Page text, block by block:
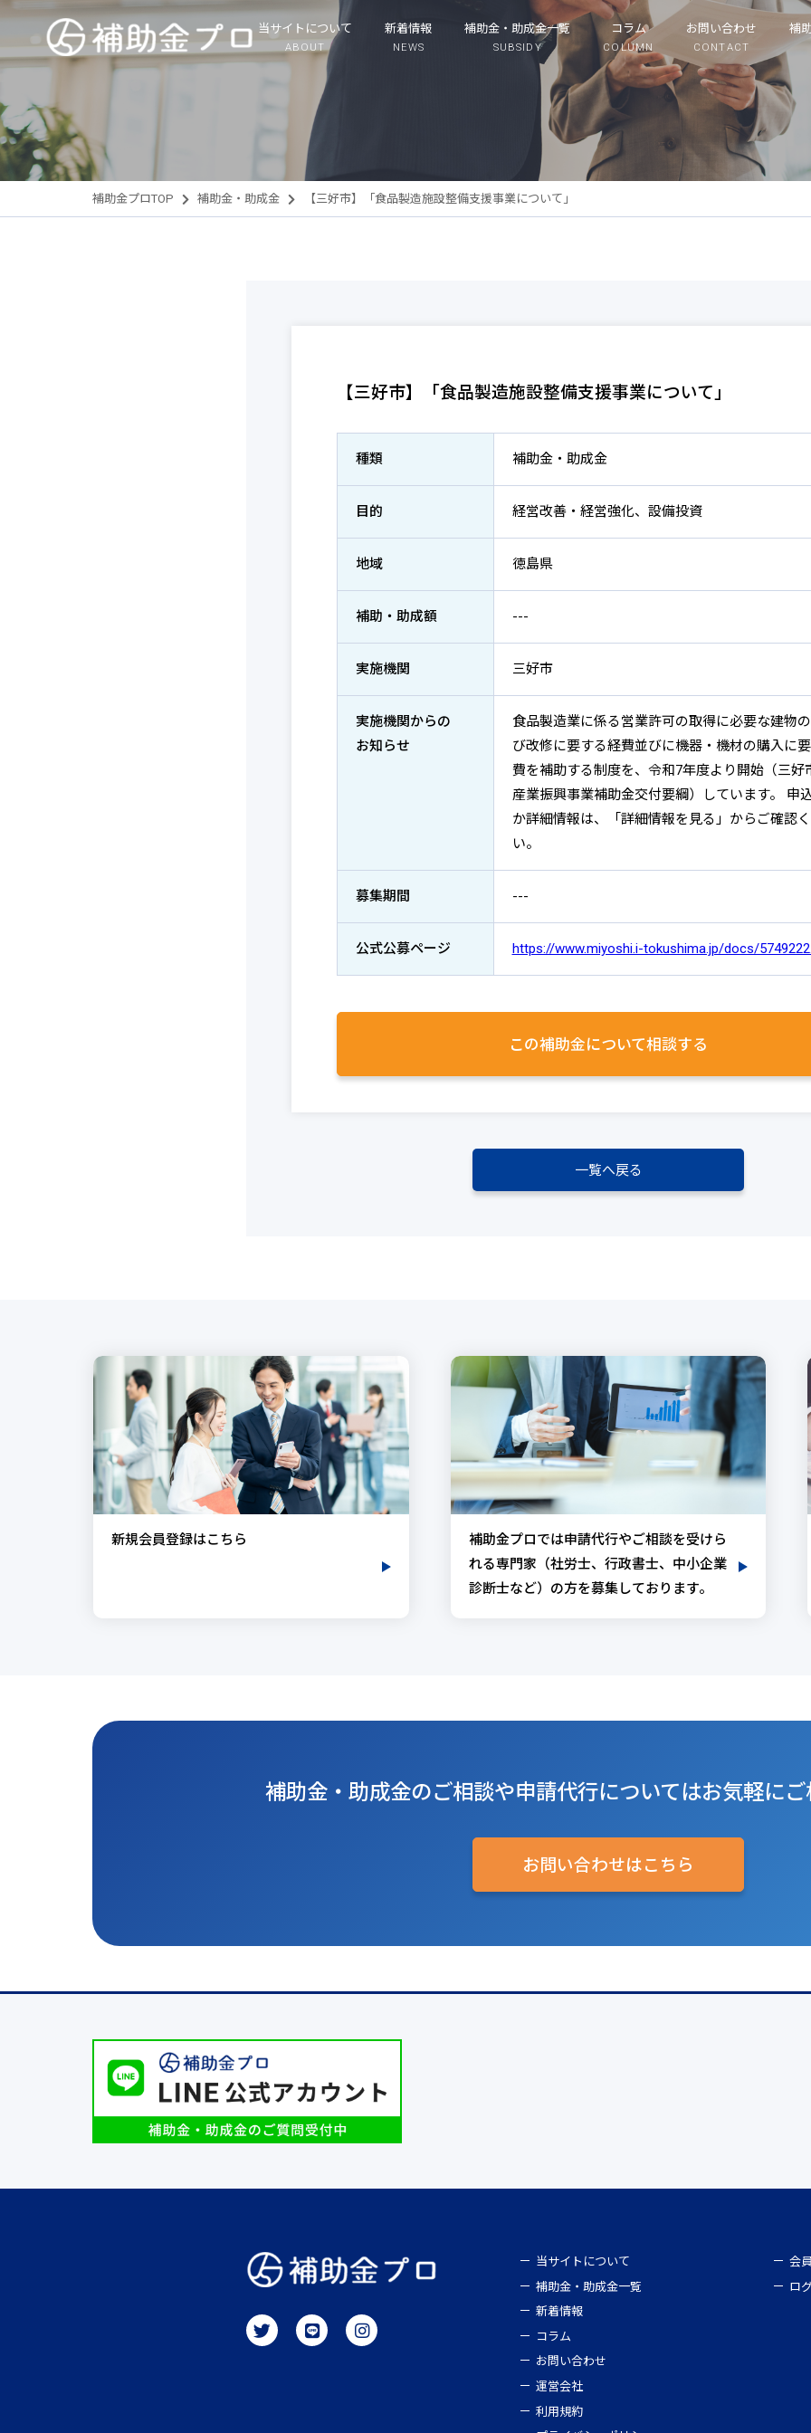
当サイトについて
ABOUT
新着情報
NEWS
補助金・助成金一覧
SUBSIDY
コラム
COLUMN
お問い合わせ
CONTACT
補
補助金プロTOP 補助金・助成金 【三好市】「食品製造施設整備支援事業について」
【三好市】「食品製造施設整備支援事業について」
種類 補助金・助成金
目的 経営改善・経営強化、設備投資
地域 徳島県
補助・助成額 ---
実施機関 三好市
実施機関からの
お知らせ
食品製造業に係る営業許可の取得に必要な建物
び改修に要する経費並びに機器・機材の購入に
費を補助する制度を、令和7年度より開始（三好
産業振興事業補助金交付要綱）しています。 申
か詳細情報は、「詳細情報を見る」からご確認
い。
募集期間 ---
公式公募ページ https://www.miyoshi.i-tokushima.jp/docs/
この補助金について相談する
一覧へ戻る
新規会員登録はこちら
補助金プロでは申請代行やご相談を受けら
れる専門家（社労士、行政書士、中小企業
診断士など）の方を募集しております。
補助金・助成金のご相談や申請代行についてはお気軽にご
お問い合わせはこちら
当サイトについて
補助金・助成金一覧
新着情報
コラム
お問い合わせ
運営会社
利用規約
会
ロ